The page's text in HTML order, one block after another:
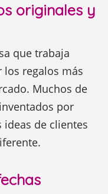
originales y
que trabaja
los regalos más
Muchos de
por
ideas de clientes